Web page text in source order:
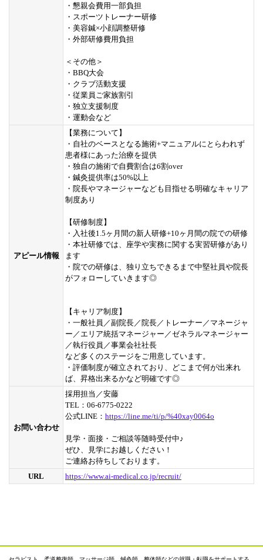
・懇親会費用一部負担
・スポーツトレーナー研修
・美容鍼×小顔調整研修
・外部研修費用負担
＜その他＞
・BBQ大会
・クラブ活動支援
・従業員ご家族割引
・独立支援制度
・運動会など
アピール情報
【業務について】
・自社のベースとなる施術+マニュアルにとらわれず
患者様にあった治療を提供
・独自の施術で自費割合は6割over
・鍼灸提供率は50%以上
・院長やマネージャーなども目指せる明確なキャリア
制度あり
【研修制度】
・入社後1.5ヶ月間の新人研修+10ヶ月間の院での研修
・本社研修では、座学や実務に関する実習研修があり
ます
・院での研修は、独り立ちできるまで中堅社員や院長
がフォローしていきます◎
【キャリア制度】
・一般社員／副院長／院長／トレーナー／マネージャ
ー／エリア統括マネージャー／ゼネラルマネージャー
／執行役員／事業会社社長
など多くのステージをご用意しています。
・評価制度が確立されており、どこまで何が出来れ
ば、昇格出来るかなど明確です◎
お問い合わせ
採用担当／安藤
TEL：06-6775-0222
公式LINE： https://line.me/ti/p/%40xay0064o
見学・面接・ご相談等随時受付中♪
ぜひ、見学にお越しください！
ご連絡お待ちしております。
URL
https://www.ai-medical.co.jp/recruit/